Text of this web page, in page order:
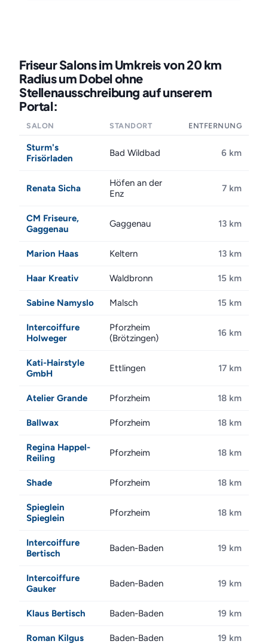
Friseur Salons im Umkreis von 20 km
Radius um Dobel ohne
Stellenausschreibung auf unserem
Portal:
SALON STANDORT ENTFERNUNG
Sturm's
Frisörladen
Bad Wildbad 6 km
Renata Sicha
Höfen an der
Enz
7 km
CM Friseure,
Gaggenau
Gaggenau 13 km
Marion Haas Keltern 13 km
Haar Kreativ Waldbronn 15 km
Sabine Namyslo Malsch 15 km
Intercoiffure
Holweger
Pforzheim
(Brötzingen)
16 km
Kati-Hairstyle
GmbH
Ettlingen 17 km
Atelier Grande Pforzheim 18 km
Ballwax Pforzheim 18 km
Regina Happel-
Reiling
Pforzheim 18 km
Shade Pforzheim 18 km
Spieglein
Spieglein
Pforzheim 18 km
Intercoiffure
Bertisch
Baden-Baden 19 km
Intercoiffure
Gauker
Baden-Baden 19 km
Klaus Bertisch Baden-Baden 19 km
Roman Kilgus Baden-Baden 19 km